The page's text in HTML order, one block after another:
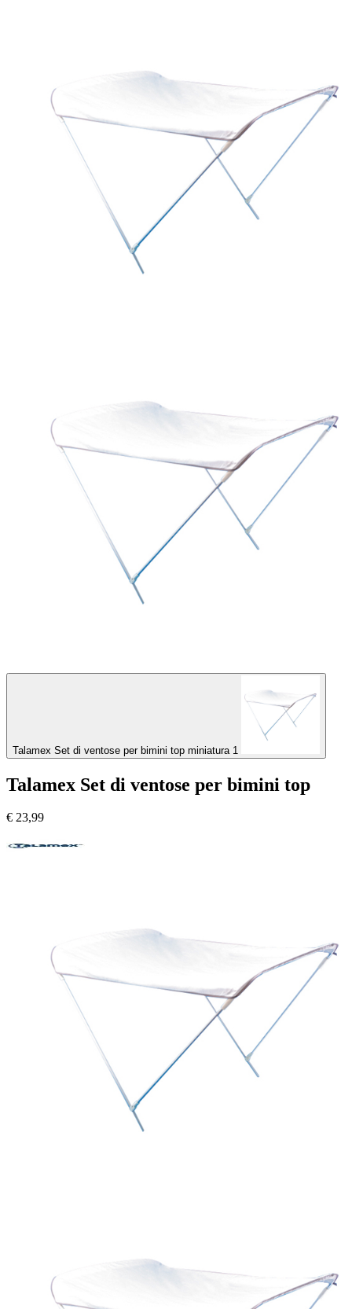
Talamex Set di ventose per bimini top miniatura 1
Talamex Set di ventose per bimini top
€ 23,99